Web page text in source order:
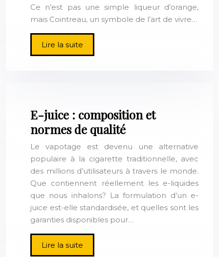
Ce n’est pas une simple liqueur d’orange,
mais Cointreau, un symbole de l’art de vivre…
Lire la suite
E-juice : composition et
normes de qualité
Le vapotage est devenu une alternative
populaire à la cigarette traditionnelle, avec
des millions d’utilisateurs à travers le monde.
Que contiennent réellement les e-liquides
que nous inhalons? La formulation d’un e-
juice est-elle standardisée, et quelles sont les
garanties disponibles pour…
Lire la suite